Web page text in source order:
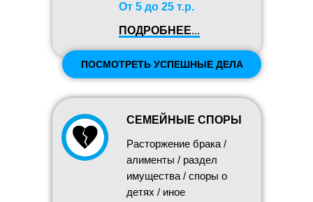
Расторжение брака /
алименты / раздел
имущества / споры о
детях / иное
СЕМЕЙНЫЕ СПОРЫ
От 5 до 25 т.р.
ПОДРОБНЕЕ...
ПОСМОТРЕТЬ УСПЕШНЫЕ ДЕЛА